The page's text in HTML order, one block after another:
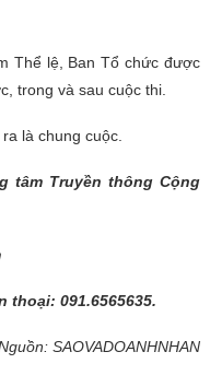
Thể lệ, Ban Tổ chức được
trong và sau cuộc thi.
là chung cuộc.
tâm Truyền thông Cộng
thoại: 091.6565635.
SAOVADOANHNHAN